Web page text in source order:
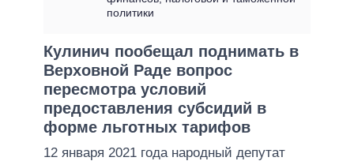
СРАВНЕНИЕ ПОЛИТИКОВ
политики
Кулинич пообещал поднимать в
Верховной Раде вопрос
пересмотра условий
предоставления субсидий в
форме льготных тарифов
12 января 2021 года народный депутат